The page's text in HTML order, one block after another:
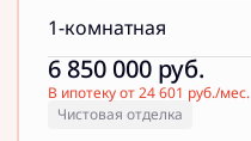
1-комнатная
6 850 000руб.
В ипотеку от 24 601 руб./мес.
Чистовая отделка